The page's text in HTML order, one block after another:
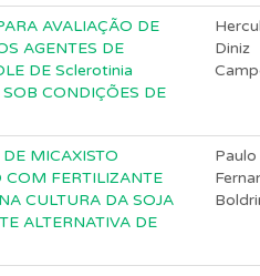
AVALIAÇÃO DE
AGENTES DE
DE Sclerotinia
CONDIÇÕES DE
Diniz
MICAXISTO
COM FERTILIZANTE
CULTURA DA SOJA
ALTERNATIVA DE
Paulo